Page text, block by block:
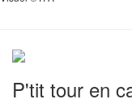
P'tit tour en